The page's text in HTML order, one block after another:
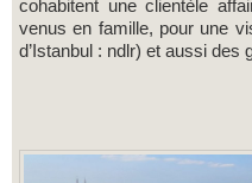
cohabitent une clientèle
venus en famille, pour une
d’Istanbul : ndlr) et aussi des